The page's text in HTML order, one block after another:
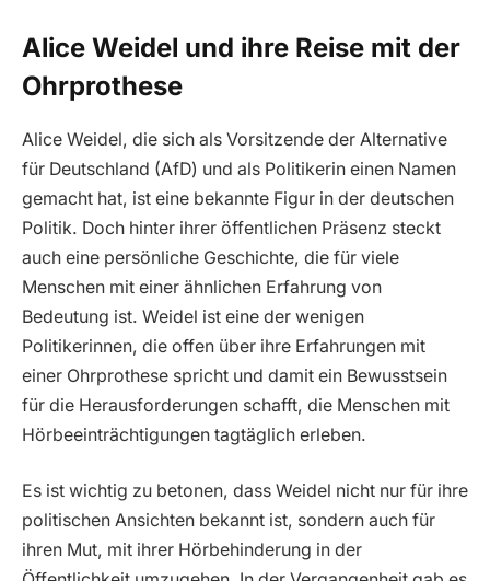
Alice Weidel und ihre Reise mit der
Ohrprothese
Alice Weidel, die sich als Vorsitzende der Alternative
für Deutschland (AfD) und als Politikerin einen Namen
gemacht hat, ist eine bekannte Figur in der deutschen
Politik. Doch hinter ihrer öffentlichen Präsenz steckt
auch eine persönliche Geschichte, die für viele
Menschen mit einer ähnlichen Erfahrung von
Bedeutung ist. Weidel ist eine der wenigen
Politikerinnen, die offen über ihre Erfahrungen mit
einer Ohrprothese spricht und damit ein Bewusstsein
für die Herausforderungen schafft, die Menschen mit
Hörbeeinträchtigungen tagtäglich erleben.
Es ist wichtig zu betonen, dass Weidel nicht nur für ihre
politischen Ansichten bekannt ist, sondern auch für
ihren Mut, mit ihrer Hörbehinderung in der